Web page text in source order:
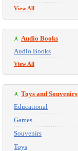
View All
Audio Books
Audio Books
View All
Toys and Souvenirs
Educational
Games
Souvenirs
Toys